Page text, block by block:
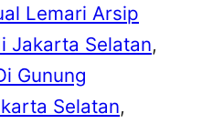
Lemari Arsip
Jakarta Selatan
Gunung
Selatan